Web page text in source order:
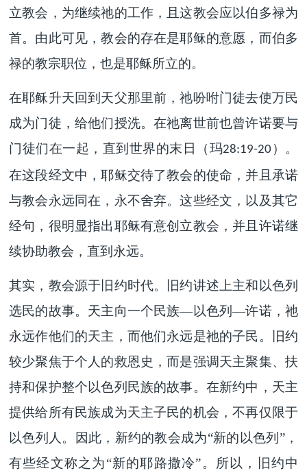
立教会，为继续祂的工作，且这教会应以伯多禄为
首。由此可见，教会的存在是耶稣的意愿，而伯多
禄的教宗职位，也是耶稣所立的。
在耶稣升天回到天父那里前，祂吩咐门徒去使万民
成为门徒，给他们授洗。在祂离世前也曾许诺要与
门徒们在一起，直到世界的末日（玛28:19-20 ）。
在这段经文中，耶稣交待了教会的使命，并且承诺
与教会永远同在，永不舍弃。这些经文，以及其它
经句，很明显指出耶稣有意创立教会，并且许诺继
续协助教会，直到永远。
其实，教会源于旧约时代。旧约讲述上主和以色列
选民的故事。天主向一个民族—以色列—许诺，祂
永远作他们的天主，而他们永远是祂的子民。旧约
较少聚焦于个人的救恩史，而是强调天主聚集、扶
持和保护整个以色列民族的故事。在新约中，天主
提供给所有民族成为天主子民的机会，不再仅限于
以色列人。因此，新约的教会成为“新的以色列”，
有些经文称之为“新的耶路撒冷”。所以，旧约中